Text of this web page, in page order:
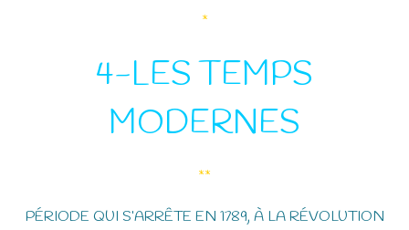
*
4-LES TEMPS
MODERNES
**
PÉRIODE QUI S’ARRÊTE EN 1789, À LA RÉVOLUTION